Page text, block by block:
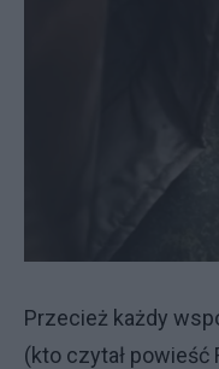
Przecież każdy
(kto czytał powieść